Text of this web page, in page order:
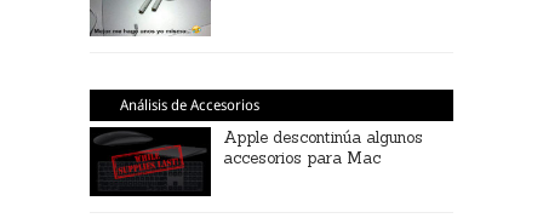
Análisis de Accesorios
Apple descontinúa algunos
accesorios para Mac